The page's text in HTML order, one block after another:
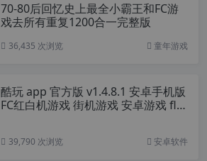
70-80后回忆史上最全小霸王和FC游
戏去所有重复1200合一完整版
36,435 次浏览 童年游戏
酷玩 app 官方版 v1.4.8.1 安卓手机版
FC红白机游戏 街机游戏 安卓游戏 fla
39,790 次浏览 安卓软件